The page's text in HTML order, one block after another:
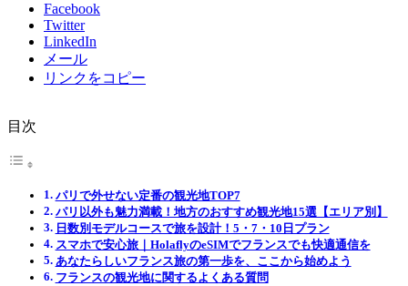
Facebook
Twitter
LinkedIn
メール
リンクをコピー
目次
パリで外せない定番の観光地TOP7
パリ以外も魅力満載！地方のおすすめ観光地15選【エリア別】
日数別モデルコースで旅を設計！5・7・10日プラン
スマホで安心旅｜HolaflyのeSIMでフランスでも快適通信を
あなたらしいフランス旅の第一歩を、ここから始めよう
フランスの観光地に関するよくある質問